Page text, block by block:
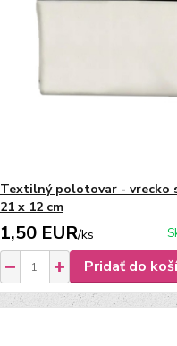
Textilný polotovar - vrecko
21 x 12 cm
1,50 EUR/ks
Pridať do